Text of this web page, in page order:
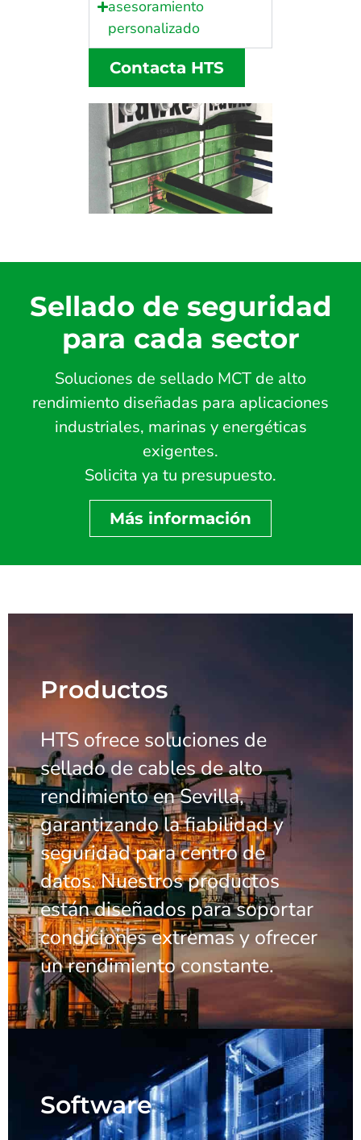
asesoramiento
personalizado
Contacta HTS
Sellado de seguridad
para cada sector
Soluciones de sellado MCT de alto
rendimiento diseñadas para aplicaciones
industriales, marinas y energéticas
exigentes.
Solicita ya tu presupuesto.
Más información
Productos
HTS ofrece soluciones de
sellado de cables de alto
rendimiento en Sevilla,
garantizando la fiabilidad y
seguridad para centro de
datos. Nuestros productos
están diseñados para soportar
condiciones extremas y ofrecer
un rendimiento constante.
Software